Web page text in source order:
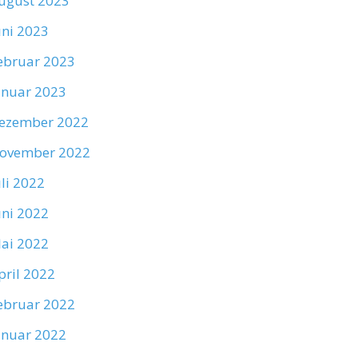
2023
2023
2023
2022
2022
2022
2022
2022
2022
2022
2022